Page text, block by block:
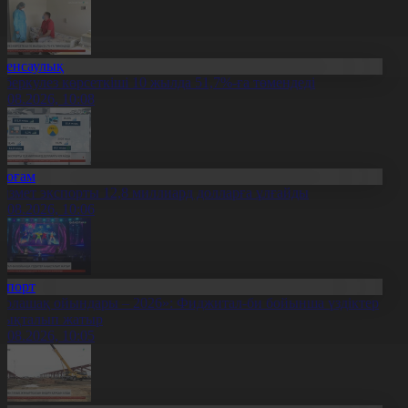
көрсеткіші 10 жылда 51,7%-ға төмендеді
10:08
экспорты 12,8 миллиард долларға ұлғайды
10:06
ойындары – 2026»: Фиджитал-би бойынша үздіктер
жатыр
10:05